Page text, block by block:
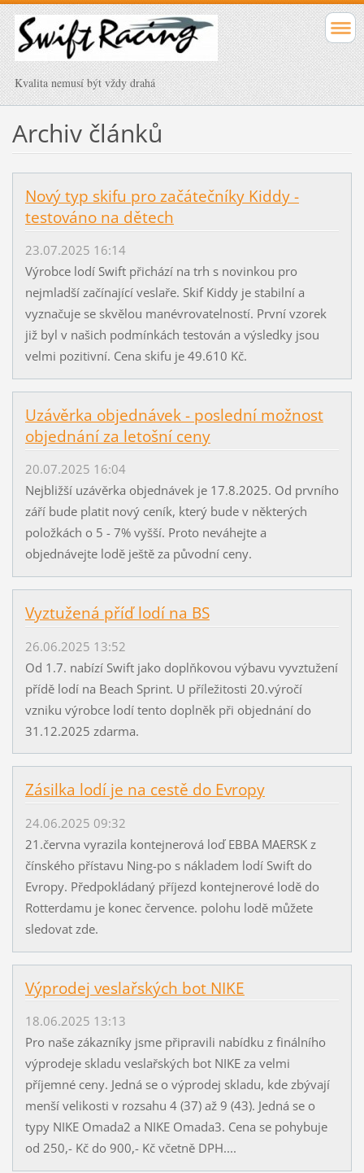
Kvalita nemusí být vždy drahá
Archiv článků
Nový typ skifu pro začátečníky Kiddy -
testováno na dětech
23.07.2025 16:14
Výrobce lodí Swift přichází na trh s novinkou pro
nejmladší začínající veslaře. Skif Kiddy je stabilní a
vyznačuje se skvělou manévrovatelností. První vzorek
již byl v našich podmínkách testován a výsledky jsou
velmi pozitivní. Cena skifu je 49.610 Kč.
Uzávěrka objednávek - poslední možnost
objednání za letošní ceny
20.07.2025 16:04
Nejbližší uzávěrka objednávek je 17.8.2025. Od prvního
září bude platit nový ceník, který bude v některých
položkách o 5 - 7% vyšší. Proto neváhejte a
objednávejte lodě ještě za původní ceny.
Vyztužená příď lodí na BS
26.06.2025 13:52
Od 1.7. nabízí Swift jako doplňkovou výbavu vyvztužení
přídě lodí na Beach Sprint. U příležitosti 20.výročí
vzniku výrobce lodí tento doplněk při objednání do
31.12.2025 zdarma.
Zásilka lodí je na cestě do Evropy
24.06.2025 09:32
21.června vyrazila kontejnerová loď EBBA MAERSK z
čínského přístavu Ning-po s nákladem lodí Swift do
Evropy. Předpokládaný příjezd kontejnerové lodě do
Rotterdamu je konec července. polohu lodě můžete
sledovat zde.
Výprodej veslařských bot NIKE
18.06.2025 13:13
Pro naše zákazníky jsme připravili nabídku z finálního
výprodeje skladu veslařských bot NIKE za velmi
příjemné ceny. Jedná se o výprodej skladu, kde zbývají
menší velikosti v rozsahu 4 (37) až 9 (43). Jedná se o
typy NIKE Omada2 a NIKE Omada3. Cena se pohybuje
od 250,- Kč do 900,- Kč včetně DPH....